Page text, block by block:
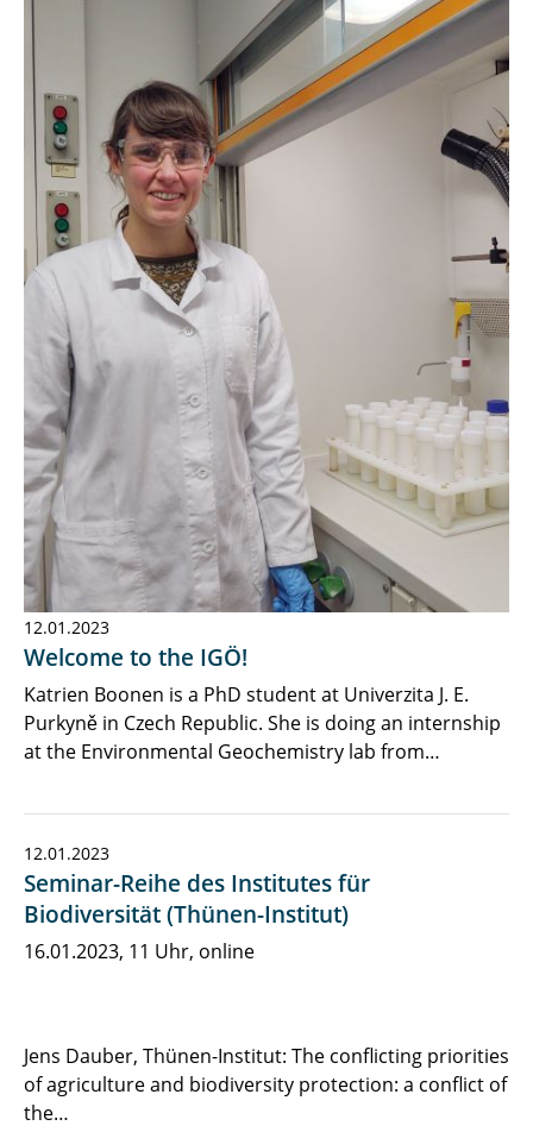
12.01.2023
Welcome to the IGÖ!
Katrien Boonen is a PhD student at Univerzita J. E.
Purkyně in Czech Republic. She is doing an internship
at the Environmental Geochemistry lab from…
12.01.2023
Seminar-Reihe des Institutes für
Biodiversität (Thünen-Institut)
16.01.2023, 11 Uhr, online
Jens Dauber, Thünen-Institut: The conflicting priorities
of agriculture and biodiversity protection: a conflict of
the…